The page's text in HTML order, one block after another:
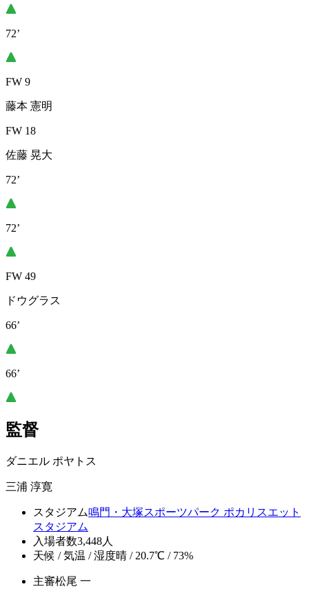
72’
FW 9
藤本 憲明
FW 18
佐藤 晃大
72’
72’
FW 49
ドウグラス
66’
66’
監督
ダニエル ポヤトス
三浦 淳寛
スタジアム鳴門・大塚スポーツパーク ポカリスエット
スタジアム
入場者数3,448人
天候 / 気温 / 湿度晴 / 20.7℃ / 73%
主審松尾 一